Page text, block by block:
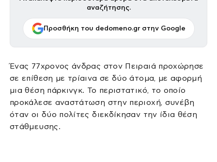
αναζήτησης.
Προσθήκη του dedomeno.gr στην Google
Ένας 77χρονος άνδρας στον Πειραιά προχώρησε
σε επίθεση με τρίαινα σε δύο άτομα, με αφορμή
μια θέση πάρκινγκ. Το περιστατικό, το οποίο
προκάλεσε αναστάτωση στην περιοχή, συνέβη
όταν οι δύο πολίτες διεκδίκησαν την ίδια θέση
στάθμευσης.